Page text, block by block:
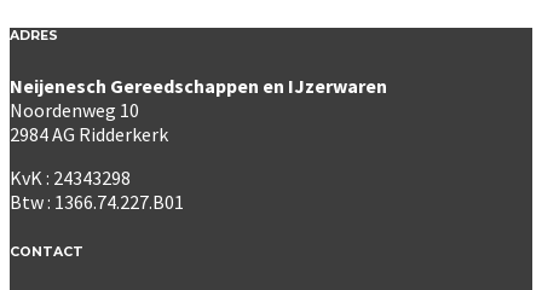
ADRES
Neijenesch Gereedschappen en IJzerwaren
Noordenweg 10
2984 AG Ridderkerk
KvK : 24343298
Btw : 1366.74.227.B01
CONTACT